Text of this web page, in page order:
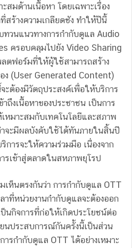
สมด้านเนื้อหา โดยเฉพาะเรื่อง
สร้างความเกลียดชัง ทำให้ปีนี้
ทวนแนวทางการกำกับดูแล Audio
ครอบคลุมไปยัง Video Sharing
ตฟอร์มที่ให้ผู้ใช้สามารถสร้าง
ง (User Generated Content)
ต้องมีวัตถุประสงค์เพื่อให้บริการ
ถึงเนื้อหาของประชาชน เป็นการ
หมาะสมกับเทคโนโลยีและสภาพ
จะมีผลบังคับใช้ได้ทันภายในสิ้นปี
การจะให้ความร่วมมือ เนื่องจาก
รเข้าสู่ตลาดในสหภาพยุโรป
ห็นตรงกันว่า การกำกับดูแล OTT
าที่หน่วยงานกำกับดูแลจะต้องออก
นกิจการที่ก่อให้เกิดประโยชน์ต่อ
นประสบการณ์กันครั้งนี้เป็นส่วน
รกำกับดูแล OTT ได้อย่างเหมาะ